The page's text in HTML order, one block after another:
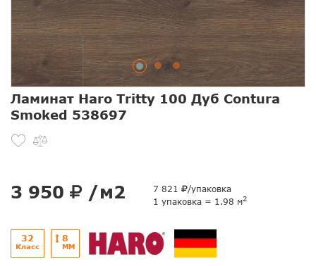
Ламинат Haro Tritty 100 Дуб Contura
Smoked 538697
3 950 /м2 7 821
/упаковка
1 упаковка = 1.98 м2
32
Класс
8
ММ